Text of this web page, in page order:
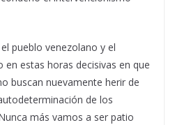
pueblo venezolano y el
estas horas decisivas en que
buscan nuevamente herir de
de los
más vamos a ser patio